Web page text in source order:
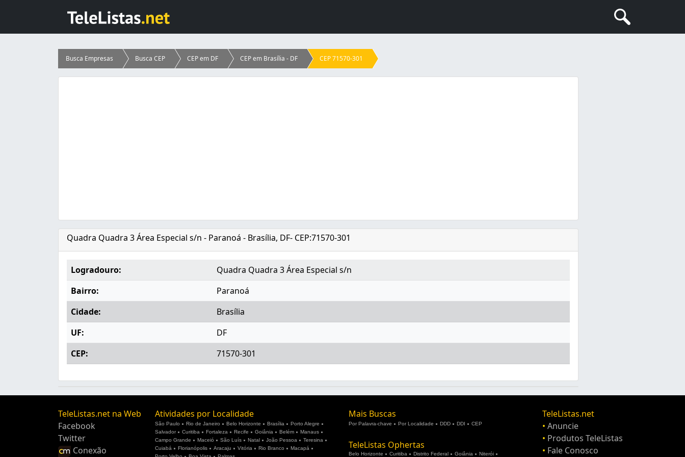
Busca Empresas Busca CEP CEP em DF CEP em Brasília - DF CEP 71570-301
Quadra Quadra 3 Área Especial s/n - Paranoá - Brasília, DF- CEP:71570-301
Logradouro:
Quadra Quadra 3 Área Especial s/n
Bairro:
Paranoá
Cidade:
Brasília
UF:
DF
CEP:
71570-301
TeleListas.net na Web
Facebook
Twitter
Conexão
Atividades por Localidade
São Paulo Rio de Janeiro Belo Horizonte Brasília
Porto Alegre
Salvador
Curitiba Fortaleza Recife Goiânia Belém
Manaus
Campo Grande
Maceió São Luís Natal João Pessoa
Teresina
Cuiabá
Florianópolis Aracaju Vitória Rio Branco
Macapá
Mais Buscas
Por Palavra-chave Por Localidade DDD DDI CEP
TeleListas Ophertas
Belo Horizonte Curitiba Distrito Federal Goiânia Niterói
TeleListas.net
• Anuncie
• Produtos TeleListas
• Fale Conosco